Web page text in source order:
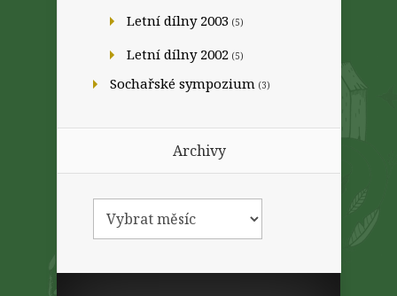
Letní dílny 2003 (5)
Letní dílny 2002 (5)
Sochařské sympozium (3)
Archivy